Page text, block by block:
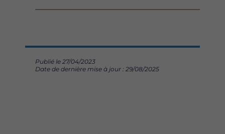
Publié le 27/04/2023
Date de dernière mise à jour : 29/08/2025